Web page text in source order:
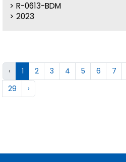
R-0613-BDM
2023
‹ 1 2 3 4 5 6 7
29
›